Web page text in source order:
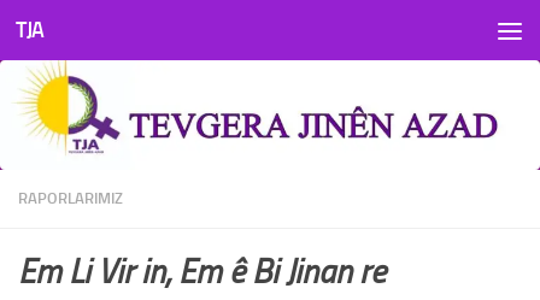
Skip to content
TJA
RAPORLARIMIZ
Em Li Vir in, Em ê Bi Jinan re